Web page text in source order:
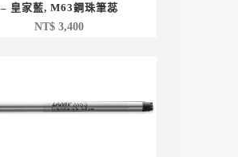
– 皇家藍, M63鋼珠筆蕊
NT$ 3,400